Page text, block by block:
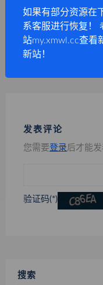
魔域通天塔100层脚
通天塔100层全套变量
通天塔100层全套提取版-
发表评论
您需要登录后才能
验证码(*)
搜索
如果有部分资源在
系客服进行恢复！
站my.xmwl.cc查看
新站！